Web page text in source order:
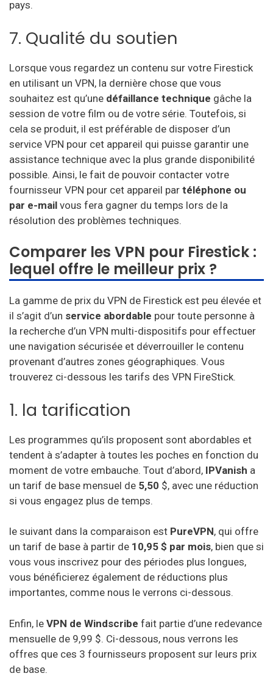
pays.
7. Qualité du soutien
Lorsque vous regardez un contenu sur votre Firestick
en utilisant un VPN, la dernière chose que vous
souhaitez est qu’une défaillance technique gâche la
session de votre film ou de votre série. Toutefois, si
cela se produit, il est préférable de disposer d’un
service VPN pour cet appareil qui puisse garantir une
assistance technique avec la plus grande disponibilité
possible. Ainsi, le fait de pouvoir contacter votre
fournisseur VPN pour cet appareil par téléphone ou
par e-mail vous fera gagner du temps lors de la
résolution des problèmes techniques.
Comparer les VPN pour Firestick :
lequel offre le meilleur prix ?
La gamme de prix du VPN de Firestick est peu élevée et
il s’agit d’un service abordable pour toute personne à
la recherche d’un VPN multi-dispositifs pour effectuer
une navigation sécurisée et déverrouiller le contenu
provenant d’autres zones géographiques. Vous
trouverez ci-dessous les tarifs des VPN FireStick.
1. la tarification
Les programmes qu’ils proposent sont abordables et
tendent à s’adapter à toutes les poches en fonction du
moment de votre embauche. Tout d’abord, IPVanish a
un tarif de base mensuel de 5,50 $, avec une réduction
si vous engagez plus de temps.
le suivant dans la comparaison est PureVPN, qui offre
un tarif de base à partir de 10,95 $ par mois, bien que si
vous vous inscrivez pour des périodes plus longues,
vous bénéficierez également de réductions plus
importantes, comme nous le verrons ci-dessous.
Enfin, le VPN de Windscribe fait partie d’une redevance
mensuelle de 9,99 $. Ci-dessous, nous verrons les
offres que ces 3 fournisseurs proposent sur leurs prix
de base.